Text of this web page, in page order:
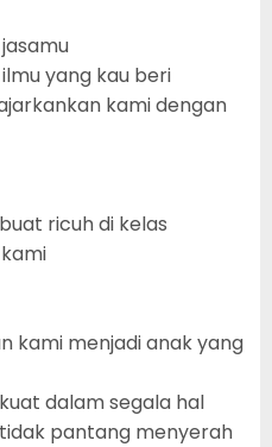
yang kau beri
kami dengan
ricuh di kelas
kami menjadi anak yang
dalam segala hal
pantang menyerah